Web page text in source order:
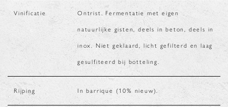
Vinificatie Ontrist. Fermentatie met eigen
natuurlijke gisten, deels in beton, deels in
inox. Niet geklaard, licht gefilterd en laag
gesulfiteerd bij botteling.
Rijping In barrique (10% nieuw).